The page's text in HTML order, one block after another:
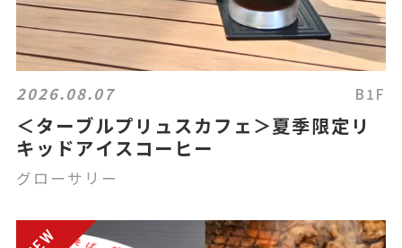
2026.08.07 B1F
＜ターブルプリュスカフェ＞夏季限定リ
キッドアイスコーヒー
グローサリー